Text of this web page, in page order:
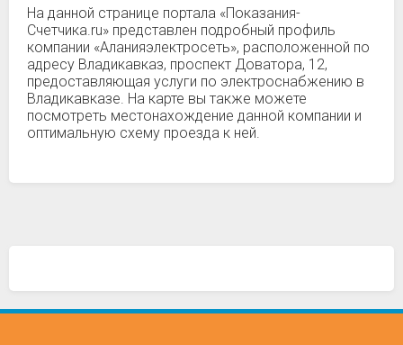
На данной странице портала «Показания-
Счетчика.ru» представлен подробный профиль
компании «Аланияэлектросеть», расположенной по
адресу Владикавказ, проспект Доватора, 12,
предоставляющая услуги по электроснабжению в
Владикавказе. На карте вы также можете
посмотреть местонахождение данной компании и
оптимальную схему проезда к ней.